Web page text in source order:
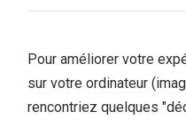
Pour améliorer votre
sur votre ordinateur
rencontriez quelques